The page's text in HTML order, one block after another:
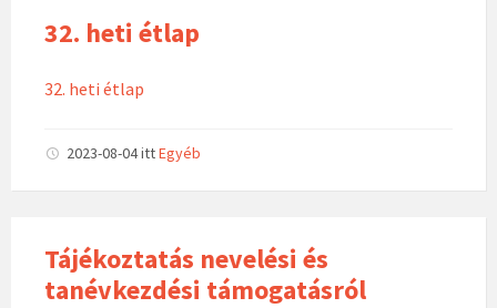
32. heti étlap
32. heti étlap
2023-08-04ittEgyéb
Tájékoztatás nevelési és
tanévkezdési támogatásról